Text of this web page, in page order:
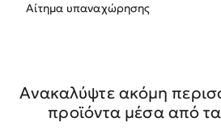
Αίτημα υπαναχώρησης
Ανακαλύψτε ακόμη
προϊόντα μέσα από